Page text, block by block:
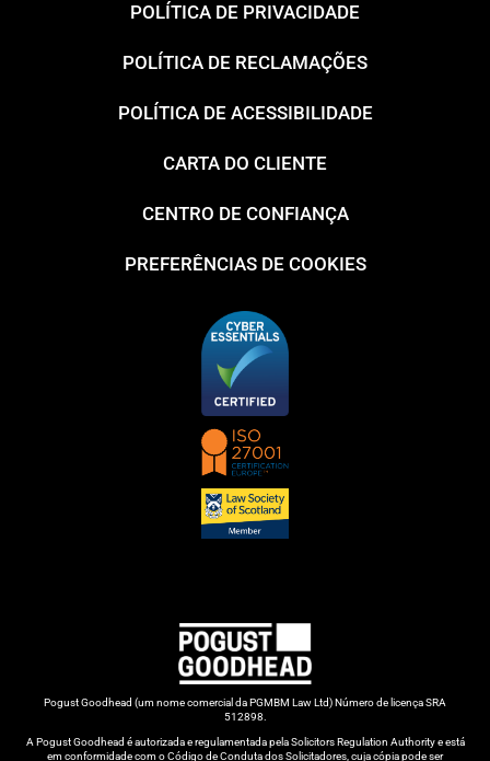
Pogust Goodhead (um nome comercial da PGMBM Law Ltd) Número de licença SRA
512898.
A Pogust Goodhead é autorizada e regulamentada pela Solicitors Regulation Authority e está
em conformidade com o Código de Conduta dos Solicitadores, cuja cópia pode ser
POLÍTICA DE PRIVACIDADE
POLÍTICA DE RECLAMAÇÕES
POLÍTICA DE ACESSIBILIDADE
CARTA DO CLIENTE
CENTRO DE CONFIANÇA
PREFERÊNCIAS DE COOKIES